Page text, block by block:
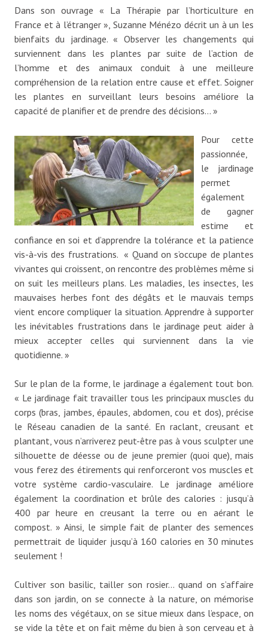
Dans son ouvrage « La Thérapie par l’horticulture en
France et à l’étranger », Suzanne Ménézo décrit un à un les
bienfaits du jardinage. « Observer les changements qui
surviennent dans les plantes par suite de l’action de
l’homme et des animaux conduit à une meilleure
compréhension de la relation entre cause et effet. Soigner
les plantes en surveillant leurs besoins améliore la
capacité de planifier et de prendre des décisions… »
Pour cette
passionnée,
le jardinage
permet
également
de gagner
estime et
confiance en soi et d’apprendre la tolérance et la patience
vis-à-vis des frustrations. « Quand on s’occupe de plantes
vivantes qui croissent, on rencontre des problèmes même si
on suit les meilleurs plans. Les maladies, les insectes, les
mauvaises herbes font des dégâts et le mauvais temps
vient encore compliquer la situation. Apprendre à supporter
les inévitables frustrations dans le jardinage peut aider à
mieux accepter celles qui surviennent dans la vie
quotidienne. »
Sur le plan de la forme, le jardinage a également tout bon.
« Le jardinage fait travailler tous les principaux muscles du
corps (bras, jambes, épaules, abdomen, cou et dos), précise
le Réseau canadien de la santé. En raclant, creusant et
plantant, vous n’arriverez peut-être pas à vous sculpter une
silhouette de déesse ou de jeune premier (quoi que), mais
vous ferez des étirements qui renforceront vos muscles et
votre système cardio-vasculaire. Le jardinage améliore
également la coordination et brûle des calories : jusqu’à
400 par heure en creusant la terre ou en aérant le
compost. » Ainsi, le simple fait de planter des semences
permettrait de liquider jusqu’à 160 calories en 30 minutes
seulement !
Cultiver son basilic, tailler son rosier… quand on s’affaire
dans son jardin, on se connecte à la nature, on mémorise
les noms des végétaux, on se situe mieux dans l’espace, on
se vide la tête et on fait même du bien à son cerveau et à